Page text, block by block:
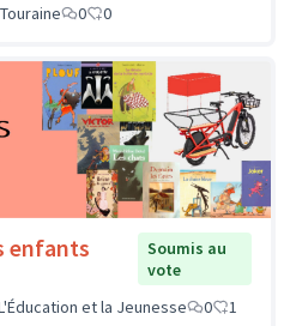
0 0
enfants
Soumis au
vote
et la Jeunesse
0 1